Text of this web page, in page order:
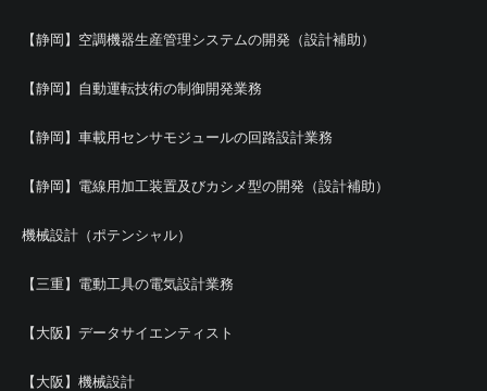
【静岡】空調機器生産管理システムの開発（設計補助）
【静岡】自動運転技術の制御開発業務
【静岡】車載用センサモジュールの回路設計業務
【静岡】電線用加工装置及びカシメ型の開発（設計補助）
機械設計（ポテンシャル）
【三重】電動工具の電気設計業務
【大阪】データサイエンティスト
【大阪】機械設計